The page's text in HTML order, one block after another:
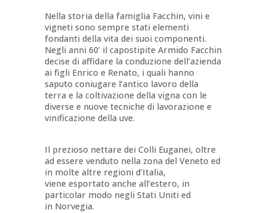
Nella storia della famiglia Facchin, vini e
vigneti sono sempre stati elementi
fondanti della vita dei suoi componenti.
Negli anni 60’ il capostipite Armido Facchin
decise di affidare la conduzione dell’azienda
ai figli Enrico e Renato, i quali hanno
saputo coniugare l’antico lavoro della
terra e la coltivazione della vigna con le
diverse e nuove tecniche di lavorazione e
vinificazione della uve.
Il prezioso nettare dei Colli Euganei, oltre
ad essere venduto nella zona del Veneto ed
in molte altre regioni d’Italia,
viene esportato anche all’estero, in
particolar modo negli Stati Uniti ed
in Norvegia.